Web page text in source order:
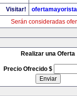
Visitar!
Serán consideradas
Realizar una Oferta
Precio Ofrecido $